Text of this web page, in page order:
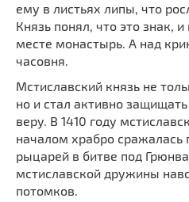
Кладбище
Культурные центры
Театры
Галереи
Концертные залы
ему в листьях липы, что
Князь понял, что это знак,
месте монастырь. А над
часовня.
Мстиславский князь не
но и стал активно
веру. В 1410 году
началом храбро сражалась
рыцарей в битве под
мстиславской дружины
потомков.